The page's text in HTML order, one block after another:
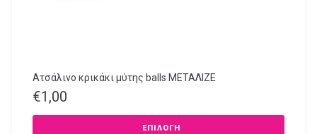
Ατσάλινο κρικάκι μύτης balls ΜΕΤΑΛΙΖΕ
€1,00
ΕΠΙΛΟΓΉ